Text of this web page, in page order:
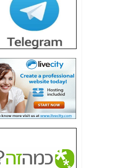
חשיפת מה שלא
רוצים שתדעו בעניין
פריסת אנלימיטד
(בניחוח בלתי נסבל) -
כאן
חשיפה: איוב קרא
אישר לקבוצת סלקום
בדיוק מה שביבי אישר
כאן
האם השר איוב קרא
היה צריך בכלל לחתום
על האישור, שנתן
האם ביבי וקרא קבלו
בכלל תמורה עבור